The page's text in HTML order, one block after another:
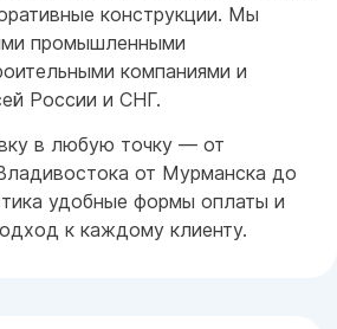
конструкции. Мы
промышленными
компаниями и
России и СНГ.
в любую точку — от
от Мурманска до
удобные формы оплаты и
к каждому клиенту.